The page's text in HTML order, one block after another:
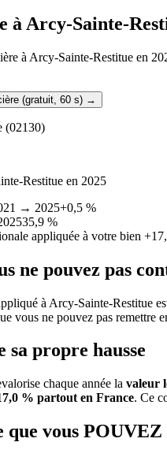
à Arcy-Sainte-
à Arcy-Sainte-Restitue en
(gratuit, 60 s) →
(02130)
Restitue en 2025
→ 2025+0,5 %
35,9 %
appliquée à votre bien
ne pouvez pas
à Arcy-Sainte-Restitue
vous ne pouvez pas remettre
propre hausse
chaque année la valeur
% partout en France. Ce
que vous POUVEZ